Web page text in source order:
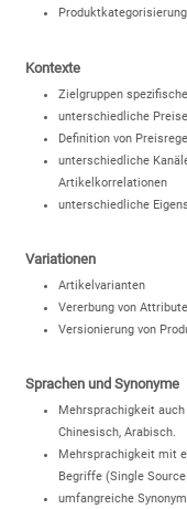
Kontexte
Zielgruppen
unterschiedliche
Definition von
unterschiedliche
Artikelkorrelationen
unterschiedliche
Variationen
Artikelvarianten
Vererbung von
Versionierung von
Sprachen und Synonyme
Mehrsprachigkeit
Chinesisch, Arabisch.
Mehrsprachigkeit mit
Begriffe (Single
umfangreiche